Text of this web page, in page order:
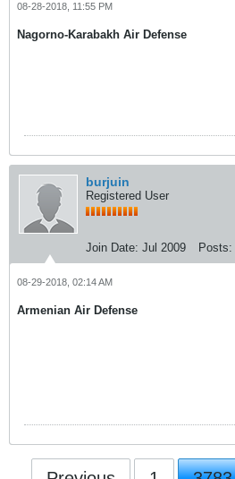
08-28-2018, 11:55 PM
Nagorno-Karabakh Air Defense
burjuin
Registered User
Join Date: Jul 2009 Posts:
08-29-2018, 02:14 AM
Armenian Air Defense